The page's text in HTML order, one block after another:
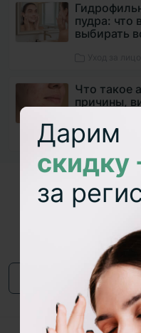
Дарим
скидку
за
пудра: что
выбирать
Что такое
причины,
Уход за
Узнавайте
Подпишитесь
Договор